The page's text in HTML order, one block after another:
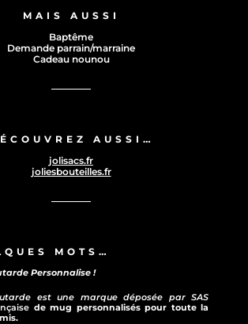
MAIS AUSSI
Baptême
Demande parrain/marraine
Cadeau nounou
AUSSI…
jolisacs.fr
joliesbouteilles.fr
MOTS…
Personnalise !
est une marque déposée par SAS
de mug personnalisés pour toute la